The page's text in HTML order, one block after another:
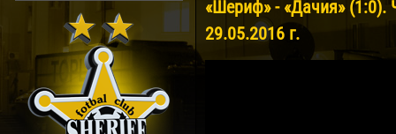
«Шериф» - «Дачия»
29.05.2016 г.